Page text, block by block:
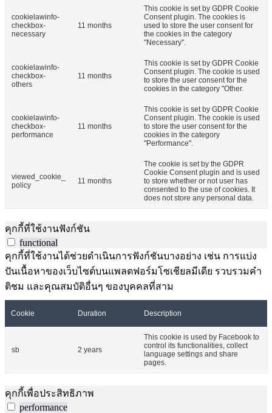
cookielawinfo-
checkbox-
necessary
11 months
This cookie is set by GDPR Cookie
Consent plugin. The cookies is
used to store the user consent for
the cookies in the category
"Necessary".
cookielawinfo-
checkbox-
others
11 months
This cookie is set by GDPR Cookie
Consent plugin. The cookie is used
to store the user consent for the
cookies in the category "Other.
cookielawinfo-
checkbox-
performance
11 months
This cookie is set by GDPR Cookie
Consent plugin. The cookie is used
to store the user consent for the
cookies in the category
"Performance".
viewed_cookie_
policy
11 months
The cookie is set by the GDPR
Cookie Consent plugin and is used
to store whether or not user has
consented to the use of cookies. It
does not store any personal data.
คุกกี้ที่ใช้งานฟังก์ชัน
functional
คุกกี้ที่ใช้งานได้ช่วยดำเนินการฟังก์ชันบางอย่าง เช่น การแบ่ง
ปันเนื้อหาของเว็บไซต์บนแพลตฟอร์มโซเชียลมีเดีย รวบรวมคำ
ติชม และคุณสมบัติอื่นๆ ของบุคคลที่สาม
Cookie Duration Description
sb 2 years
This cookie is used by Facebook to
control its functionalities, collect
language settings and share
pages.
คุกกี้เพื่อประสิทธิภาพ
performance